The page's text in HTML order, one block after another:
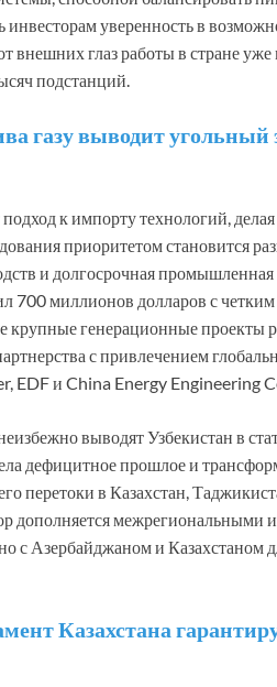
инвесторам уверенность в
внешних глаз работы в стране
подстанций.
газу выводит угольный
к импорту технологий,
приоритетом становится
и долгосрочная
700 миллионов долларов с
крупные генерационные проекты
с привлечением
EDF и China Energy Engineering
выводят Узбекистан в
дефицитное прошлое и
перетоки в Казахстан,
дополняется
с Азербайджаном и Казахстаном
Казахстана